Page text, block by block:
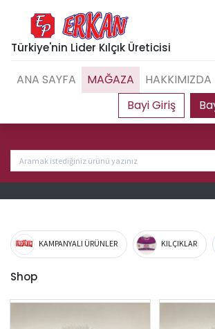
Türkiye'nin Lider Kılçık Üreticisi
ANA SAYFA MAĞAZA HAKKIMIZDA
KAMPANYALI ÜRÜNLER KILÇIKLAR
Shop